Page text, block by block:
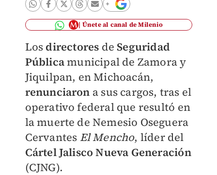
Únete al canal de Milenio
Los directores de Seguridad
Públicamunicipal de Zamora y
Jiquilpan, en Michoacán,
renunciaron a sus cargos, tras el
operativo federal que resultó en
la muerte de Nemesio Oseguera
Cervantes El Mencho, líder del
Cártel Jalisco Nueva Generación
(CJNG).